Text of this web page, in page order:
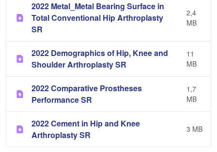
2022 Metal_Metal Bearing Surface in
Total Conventional Hip Arthroplasty
SR
2,4
MB
2022 Demographics of Hip, Knee and
Shoulder Arthroplasty SR
11
MB
2022 Comparative Prostheses
Performance SR
1,7
MB
2022 Cement in Hip and Knee
Arthroplasty SR
3 MB